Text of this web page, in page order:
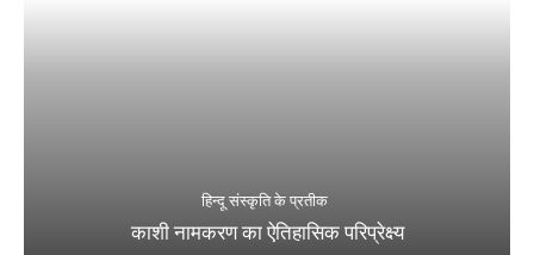
हिन्दू संस्कृति के प्रतीक
काशी नामकरण का ऐतिहासिक परिप्रेक्ष्य